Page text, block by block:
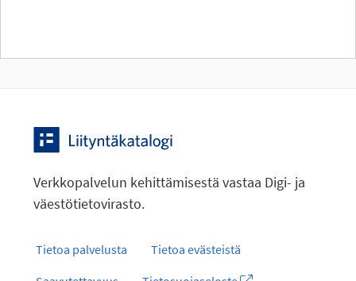
Verkkopalvelun kehittämisestä vastaa Digi- ja
väestötietovirasto.
Tietoa palvelusta
Tietoa evästeistä